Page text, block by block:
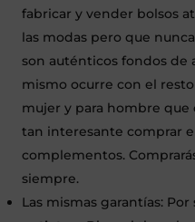
fabricar y vender bolsos
las modas pero que
son auténticos fondos de
mismo ocurre con el
mujer y para hombre que
tan interesante comprar
complementos.
siempre.
Las mismas garantías: Por